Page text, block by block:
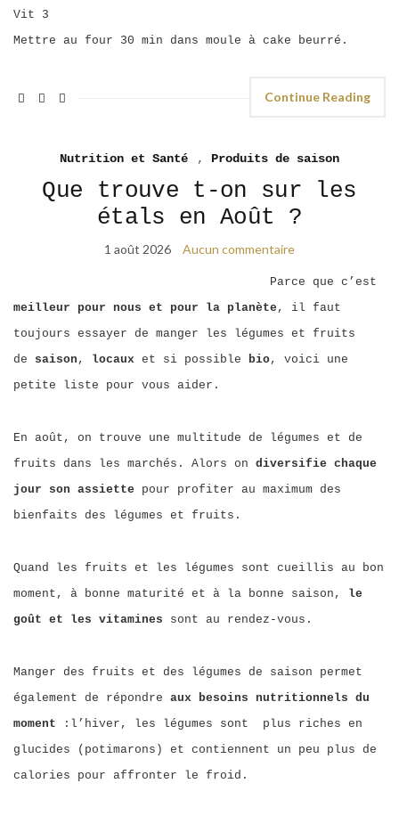
Vit 3
Mettre au four 30 min dans moule à cake beurré.
Continue Reading
Nutrition et Santé , Produits de saison
Que trouve t-on sur les
étals en Août ?
1 août 2026 Aucun commentaire
Parce que c’est
meilleur pour nous et pour la planète , il faut
toujours essayer de manger les légumes et fruits
de saison , locaux et si possible bio, voici une
petite liste pour vous aider.
En août, on trouve une multitude de légumes et de
fruits dans les marchés. Alors on diversifie chaque
jour son assiette pour profiter au maximum des
bienfaits des légumes et fruits.
Quand les fruits et les légumes sont cueillis au bon
moment, à bonne maturité et à la bonne saison, le
goût et les vitamines sont au rendez-vous.
Manger des fruits et des légumes de saison permet
également de répondre aux besoins nutritionnels du
moment
:l’hiver, les légumes sont plus riches en
glucides (potimarons) et contiennent un peu plus de
calories pour affronter le froid.